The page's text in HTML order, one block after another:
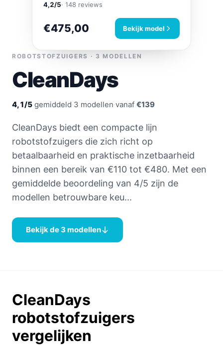
ROBOTSTOFZUIGERS · 3 MODELLEN
CleanDays
4,1/5 gemiddeld·3 modellen·vanaf €139
CleanDays biedt een compacte lijn
robotstofzuigers die zich richt op
betaalbaarheid en praktische inzetbaarheid
binnen een bereik van €110 tot €480. Met een
gemiddelde beoordeling van 4/5 zijn de
modellen betrouwbare keu...
Bekijk de 3 modellen
4,2/5· 148 reviews
€475,00 Bekijk model
CleanDays
robotstofzuigers
vergelijken